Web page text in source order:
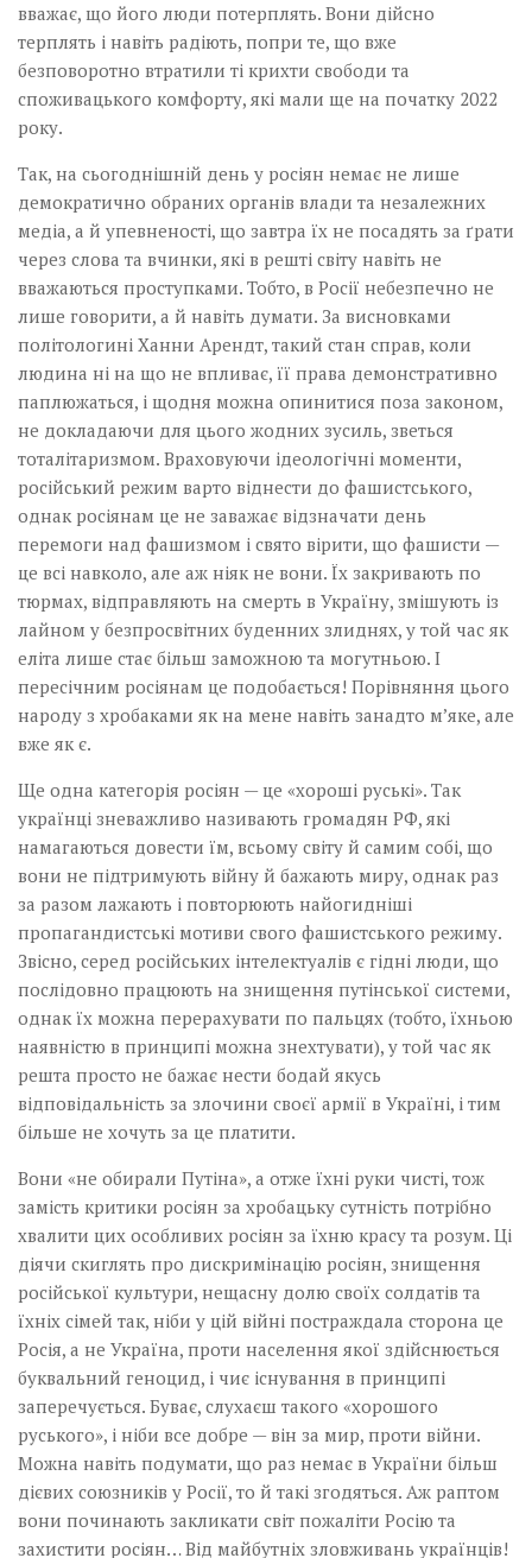
вважає, що його люди потерплять. Вони дійсно
терплять і навіть радіють, попри те, що вже
безповоротно втратили ті крихти свободи та
споживацького комфорту, які мали ще на початку 2022
року.
Так, на сьогоднішній день у росіян немає не лише
демократично обраних органів влади та незалежних
медіа, а й упевненості, що завтра їх не посадять за ґрати
через слова та вчинки, які в решті світу навіть не
вважаються проступками. Тобто, в Росії небезпечно не
лише говорити, а й навіть думати. За висновками
політологині Ханни Арендт, такий стан справ, коли
людина ні на що не впливає, її права демонстративно
паплюжаться, і щодня можна опинитися поза законом,
не докладаючи для цього жодних зусиль, зветься
тоталітаризмом. Враховуючи ідеологічні моменти,
російський режим варто віднести до фашистського,
однак росіянам це не заважає відзначати день
перемоги над фашизмом і свято вірити, що фашисти —
це всі навколо, але аж ніяк не вони. Їх закривають по
тюрмах, відправляють на смерть в Україну, змішують із
лайном у безпросвітних буденних злиднях, у той час як
еліта лише стає більш заможною та могутньою. І
пересічним росіянам це подобається! Порівняння цього
народу з хробаками як на мене навіть занадто м’яке, але
вже як є.
Ще одна категорія росіян — це «хороші руські». Так
українці зневажливо називають громадян РФ, які
намагаються довести їм, всьому світу й самим собі, що
вони не підтримують війну й бажають миру, однак раз
за разом лажають і повторюють найогидніші
пропагандистські мотиви свого фашистського режиму.
Звісно, серед російських інтелектуалів є гідні люди, що
послідовно працюють на знищення путінської системи,
однак їх можна перерахувати по пальцях (тобто, їхньою
наявністю в принципі можна знехтувати), у той час як
решта просто не бажає нести бодай якусь
відповідальність за злочини своєї армії в Україні, і тим
більше не хочуть за це платити.
Вони «не обирали Путіна», а отже їхні руки чисті, тож
замість критики росіян за хробацьку сутність потрібно
хвалити цих особливих росіян за їхню красу та розум. Ці
діячи скиглять про дискримінацію росіян, знищення
російської культури, нещасну долю своїх солдатів та
їхніх сімей так, ніби у цій війні постраждала сторона це
Росія, а не Україна, проти населення якої здійснюється
буквальний геноцид, і чиє існування в принципі
заперечується. Буває, слухаєш такого «хорошого
руського», і ніби все добре — він за мир, проти війни.
Можна навіть подумати, що раз немає в України більш
дієвих союзників у Росії, то й такі згодяться. Аж раптом
вони починають закликати світ пожаліти Росію та
захистити росіян… Від майбутніх зловживань українців!